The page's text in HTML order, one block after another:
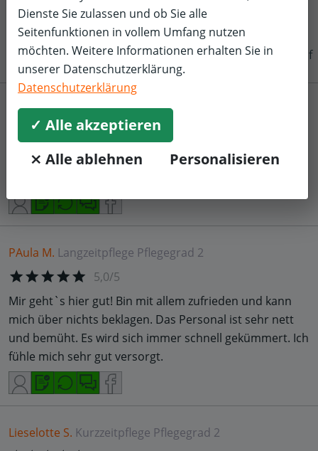
Gute Betreuung und eine schöne Atmosphäre im
Allgemeinen
Adele B.LangzeitpflegePflegegrad 2
4,0/5
Nettes Pflegepersonal, fast immer leckeres Essen und
PAula M. Langzeitpflege Pflegegrad 2
5,0/5
Mir geht`s hier gut! Bin mit allem zufrieden und kann
mich über nichts beklagen. Das Personal ist sehr nett
und bemüht. Es wird sich immer schnell gekümmert. Ich
fühle mich sehr gut versorgt.
Lieselotte S. Kurzzeitpflege Pflegegrad 2
Dienste Sie zulassen und ob Sie alle
Seitenfunktionen in vollem Umfang nutzen
möchten. Weitere Informationen erhalten Sie in
unserer Datenschutzerklärung.
Datenschutzerklärung
✓ Alle akzeptieren
⨯ Alle ablehnen
Personalisieren
f